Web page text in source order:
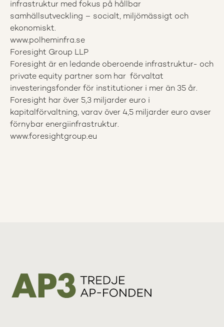
infrastruktur med fokus på hållbar
samhällsutveckling – socialt, miljömässigt och
ekonomiskt.​
www.polheminfra.se
Foresight Group LLP
Foresight är en ledande oberoende infrastruktur- och
private equity partner som har förvaltat
investeringsfonder för institutioner i mer än 35 år.
Foresight har över 5,3 miljarder euro i
kapitalförvaltning, varav över 4,5 miljarder euro avser
förnybar energiinfrastruktur.
www.foresightgroup.eu